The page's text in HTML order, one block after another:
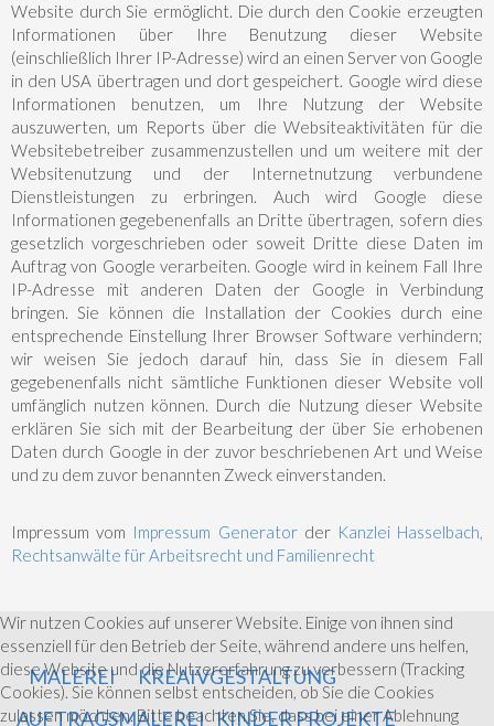
Website durch Sie ermöglicht. Die durch den Cookie erzeugten
Informationen über Ihre Benutzung dieser Website
(einschließlich Ihrer IP-Adresse) wird an einen Server von Google
in den USA übertragen und dort gespeichert. Google wird diese
Informationen benutzen, um Ihre Nutzung der Website
auszuwerten, um Reports über die Websiteaktivitäten für die
Websitebetreiber zusammenzustellen und um weitere mit der
Websitenutzung und der Internetnutzung verbundene
Dienstleistungen zu erbringen. Auch wird Google diese
Informationen gegebenenfalls an Dritte übertragen, sofern dies
gesetzlich vorgeschrieben oder soweit Dritte diese Daten im
Auftrag von Google verarbeiten. Google wird in keinem Fall Ihre
IP-Adresse mit anderen Daten der Google in Verbindung
bringen. Sie können die Installation der Cookies durch eine
entsprechende Einstellung Ihrer Browser Software verhindern;
wir weisen Sie jedoch darauf hin, dass Sie in diesem Fall
gegebenenfalls nicht sämtliche Funktionen dieser Website voll
umfänglich nutzen können. Durch die Nutzung dieser Website
erklären Sie sich mit der Bearbeitung der über Sie erhobenen
Daten durch Google in der zuvor beschriebenen Art und Weise
und zu dem zuvor benannten Zweck einverstanden.
Impressum vom Impressum Generatorder Kanzlei Hasselbach,
Rechtsanwälte für Arbeitsrecht und Familienrecht
MALEREI
KREAIVGESTALTUNG
AUFTRAGSMALEREI KINDER PROJEKTE
Wir nutzen Cookies auf unserer Website. Einige von ihnen sind
essenziell für den Betrieb der Seite, während andere uns helfen,
diese Website und die Nutzererfahrung zu verbessern (Tracking
Cookies). Sie können selbst entscheiden, ob Sie die Cookies
zulassen möchten. Bitte beachten Sie, dass bei einer Ablehnung